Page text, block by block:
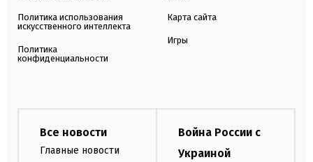
Политика использования
искусственного интеллекта
Политика
конфиденциальности
Карта сайта
Игры
Все новости
Главные новости
Война России с
Украиной